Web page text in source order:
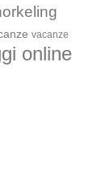
vacanze
online